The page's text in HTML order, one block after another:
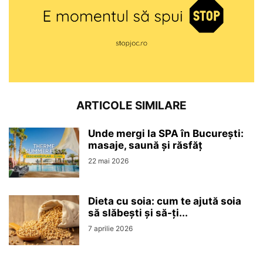
ARTICOLE SIMILARE
Unde mergi la SPA în București:
masaje, saună și răsfăț
22 mai 2026
Dieta cu soia: cum te ajută soia
să slăbești și să-ți...
7 aprilie 2026